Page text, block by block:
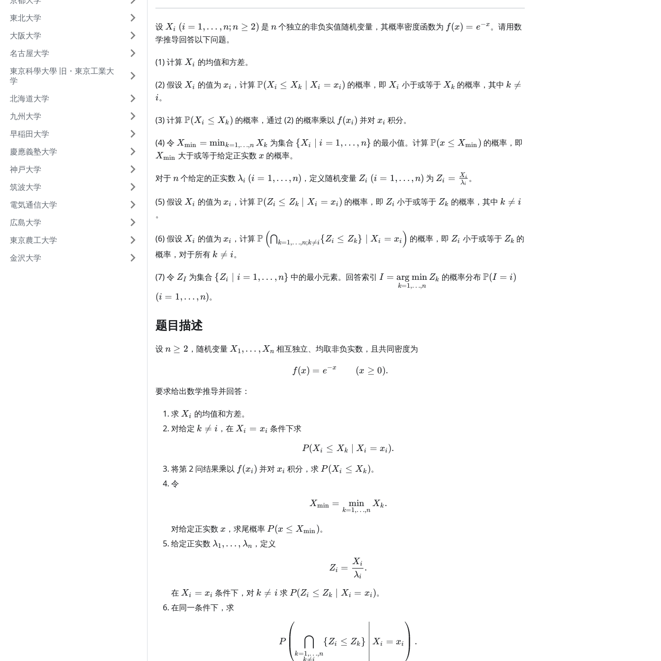
東北大学
大阪大学
名古屋大学
東京科學大學 旧・東京工業大
学
北海道大学
九州大学
早稲田大学
慶應義塾大学
神戸大学
筑波大学
電気通信大学
広島大学
東京農工大学
金沢大学
n \}
设 X_i
Xi
(i =
1,
n; n
2)
(i = 1, … , n; n ≥ 2) 是 n
n个独立的非负实值随机变量，其概率密度函数为 f(x)
f(x) = e−x。请用数
学推导回答以下问题。
(1) 计算 X_i
Xi 的均值和方差。
(2) 假设 X_i
Xi 的值为 x_i
xi ，计算\mathbb{P}
X_i = x_i)
P(Xi ≤ Xk Xi = xi ) 的概率，即X_i
Xi 小于或等于 X_k
Xk 的概率，其中 k
k 
=
i。
(3) 计算\mathbb{P}
X_k)
P(Xi ≤ Xk ) 的概率，通过 (2) 的概率乘以 f(x_i)
f(xi ) 并对 x_i
xi 积分。
(4) 令 X_{\min} =
\min_{k=1,\dots,n}
Xmin = mink=1,…,n Xk 为集合 \{
i = 1,
\dots,
n \}
{Xi i = 1, … , n} 的最小值。计算\mathbb{P}
P(x ≤ Xmin) 的概率，即
Xmin 大于或等于给定正实数 x
x 的概率。
对于n
n 个给定的正实数 \lambda_i
λi (i =
\dots,
(i = 1, … , n) ，定义随机变量 Z_i
Zi
(i =
\dots,
(i = 1, … , n) 为 Z_i =
\frac{X_i}
{\lambda_i}
Zi = λi
Xi 。
(5) 假设 X_i
Xi 的值为 x_i
xi ，计算\mathbb{P}
x_i)
P(Zi ≤ Zk Xi = xi ) 的概率，即 Z_i
Zi 小于或等于 Z_k
Zk 的概率，其中 k
k 
= i
。
(6) 假设 X_i
Xi 的值为 x_i
xi ，计算\mathbb{P}\left(\bigcap_{k=1,\dots,n;
k \neq i} \{ Z_i \leq Z_k \} \mid X_i =
P (⋂k=1,…,n;k
=i {Zi ≤ Zk} Xi = xi ) 的概率，即 Z_i
Zi 小于或等于 Z_k
Zk 的
概率，对于所有 k
k 
= i。
(7) 令 Z_I
ZI 为集合 \{
{Zi i = 1, … , n} 中的最小元素。回答索引 I =
\mathop{\arg\min}\limits_{k=1,\dots,n}
I =
k=1,…,n
argmin Zk 的概率分布\mathbb{P}
P(I = i)
(i = 1, … , n)。
题目描述
设n\ge2
n ≥ 2 ，随机变量 X_1,\ldots,X_n
X1, … , Xn 相互独立、均取非负实数，且共同密度为
f(x)=e^{-x}\qquad(x\ge0).
f(x) = e−x (x ≥ 0).
要求给出数学推导并回答：
求 X_i
Xi
的均值和方差。
对给定 k\ne
k 
= i ，在X_i=x_i
Xi = xi 条件下求
P(X_i\le X_k\mid X_i=x_i).
P(Xi ≤ Xk Xi = xi ).
将第 2 问结果乘以 f(x_i)
f(xi ) 并对x_i
xi 积分，求P(X_i\le
P(Xi ≤ Xk )。
令
X_{\min}=\min_{k=1,\ldots,n}X_k.
Xmin =
k=1,…,n
min Xk .
对给定正实数 x
x ，求尾概率 P(x\le
X_{\min})
P(x ≤ Xmin)。
给定正实数 \lambda_1,\ldots,\lambda_n
λ1, … , λn
，定义
Z_i=\frac{X_i}{\lambda_i}.
Zi =
λi
Xi .
在 X_i=x_i
Xi = xi 条件下，对 k\ne
k 
= i 求 P(Z_i\le
P(Zi ≤ Zk Xi = xi )。
在同一条件下，求
P\!\left(\bigcap_{\substack{k=1,\ldots,n\\k\ne i}} \{Z_i\le
P
k=1,…,n
⋂ {Zi ≤ Zk } Xi = xi .